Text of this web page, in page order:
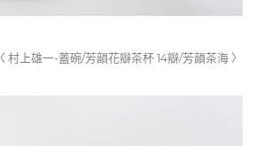
〈 村上雄一-蓋碗/芳韻花瓣茶杯 14瓣/芳韻茶海 〉